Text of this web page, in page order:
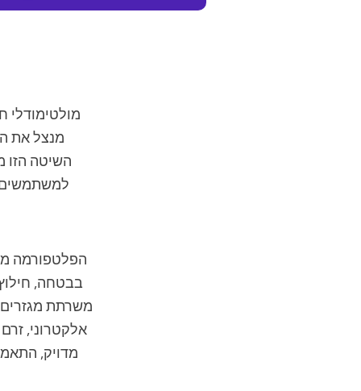
מנצל את
למשתמשים
הפלטפורמה
בבטחה,
אלקטרוני,
מדויק,